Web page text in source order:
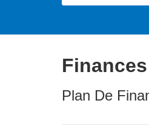
Finances
Plan De